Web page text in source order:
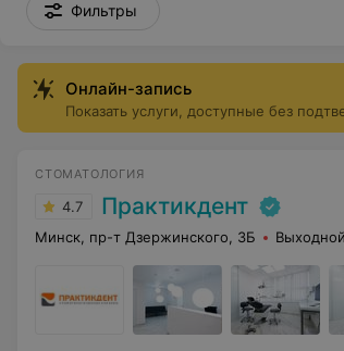
Фильтры
Онлайн-запись
Показать услуги, доступные без
СТОМАТОЛОГИЯ
4.7 Практикдент
Минск, пр-т Дзержинского, 3Б Выходной